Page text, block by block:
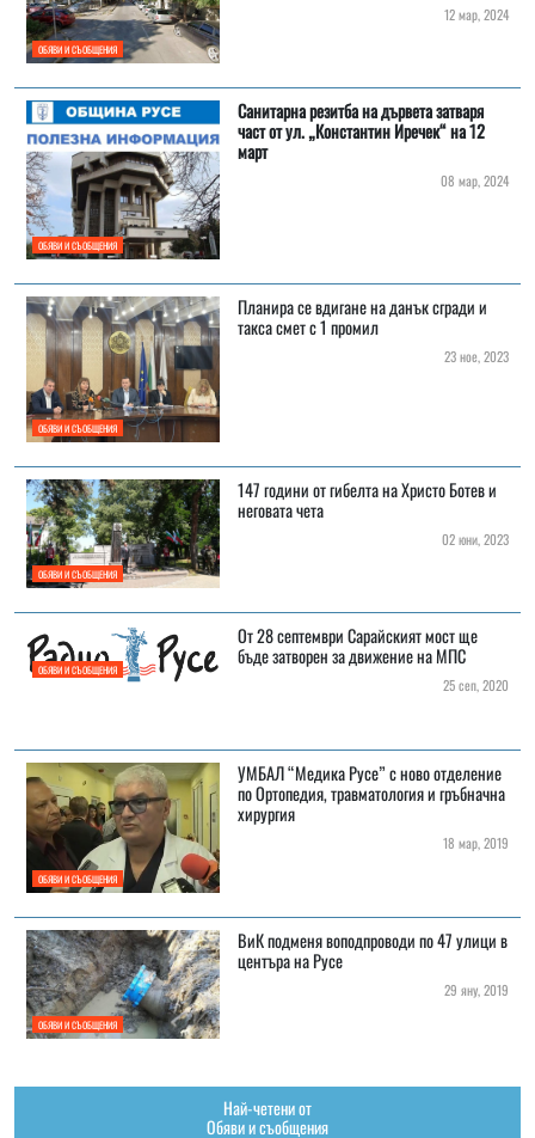
ОБЯВИ И СЪОБЩЕНИЯ
12 мар, 2024
ОБЯВИ И СЪОБЩЕНИЯ
Санитарна резитба на дървета затваря
част от ул. „Константин Иречек“ на 12
март
08 мар, 2024
ОБЯВИ И СЪОБЩЕНИЯ
Планира се вдигане на данък сгради и
такса смет с 1 промил
23 ное, 2023
ОБЯВИ И СЪОБЩЕНИЯ
147 години от гибелта на Христо Ботев и
неговата чета
02 юни, 2023
ОБЯВИ И СЪОБЩЕНИЯ
От 28 септември Сарайският мост ще
бъде затворен за движение на МПС
25 сеп, 2020
ОБЯВИ И СЪОБЩЕНИЯ
УМБАЛ “Медика Русе” с ново отделение
по Ортопедия, травматология и гръбначна
хирургия
18 мар, 2019
ОБЯВИ И СЪОБЩЕНИЯ
ВиК подменя воподпроводи по 47 улици в
центъра на Русе
29 яну, 2019
Най-четени от
Обяви и съобщения